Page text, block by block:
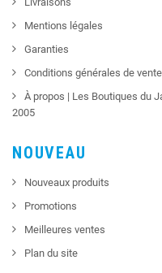
Mentions légales
Garanties
Conditions générales de vente
À propos | Les Boutiques du
2005
NOUVEAU
Nouveaux produits
Promotions
Meilleures ventes
Plan du site